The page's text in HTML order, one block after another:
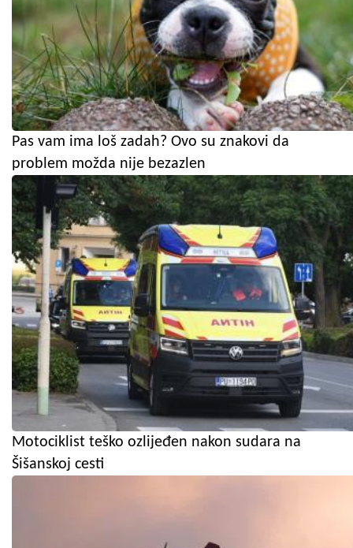
Pas vam ima loš zadah? Ovo su znakovi da
problem možda nije bezazlen
Motociklist teško ozlijeđen nakon sudara na
Šišanskoj cesti